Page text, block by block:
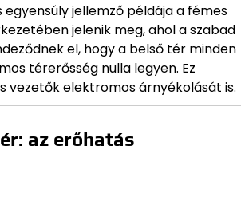
jellemző példája a fémes
jelenik meg, ahol a szabad
el, hogy a belső tér minden
térerősség nulla legyen. Ez
vezetők elektromos árnyékolását is.
az erőhatás